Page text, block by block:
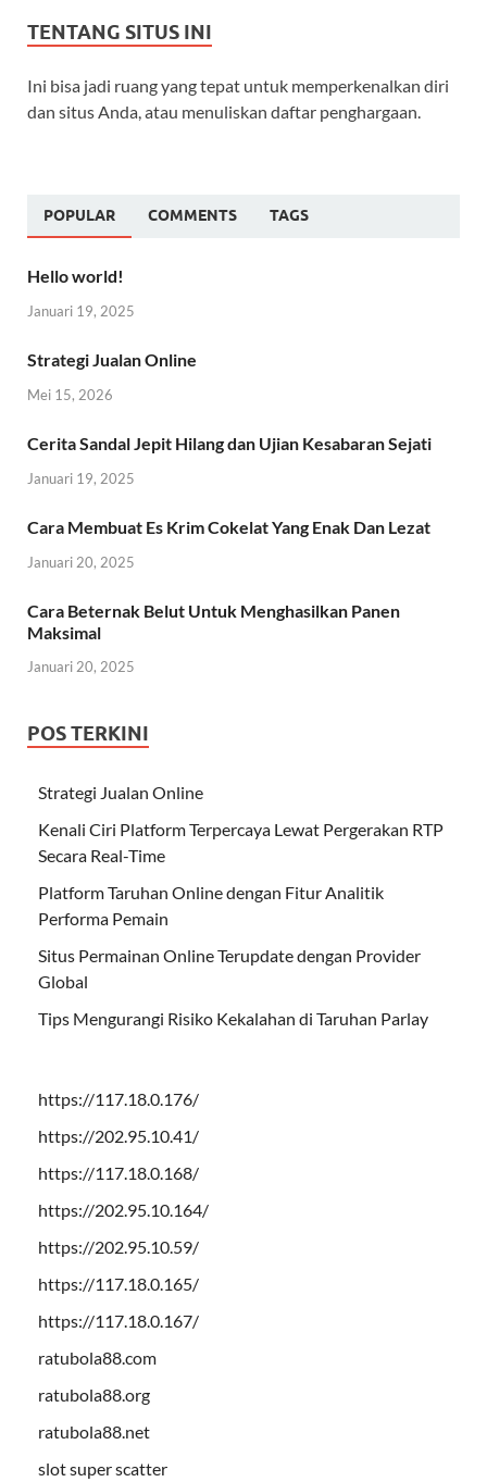
TENTANG SITUS INI
Ini bisa jadi ruang yang tepat untuk memperkenalkan diri
dan situs Anda, atau menuliskan daftar penghargaan.
POPULAR COMMENTS TAGS
Hello world!
Januari 19, 2025
Strategi Jualan Online
Mei 15, 2026
Cerita Sandal Jepit Hilang dan Ujian Kesabaran Sejati
Januari 19, 2025
Cara Membuat Es Krim Cokelat Yang Enak Dan Lezat
Januari 20, 2025
Cara Beternak Belut Untuk Menghasilkan Panen
Maksimal
Januari 20, 2025
POS TERKINI
Strategi Jualan Online
Kenali Ciri Platform Terpercaya Lewat Pergerakan RTP
Secara Real-Time
Platform Taruhan Online dengan Fitur Analitik
Performa Pemain
Situs Permainan Online Terupdate dengan Provider
Global
Tips Mengurangi Risiko Kekalahan di Taruhan Parlay
https://117.18.0.176/
https://202.95.10.41/
https://117.18.0.168/
https://202.95.10.164/
https://202.95.10.59/
https://117.18.0.165/
https://117.18.0.167/
ratubola88.com
ratubola88.org
ratubola88.net
slot super scatter